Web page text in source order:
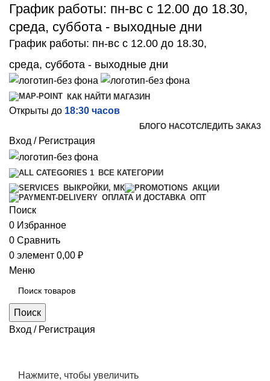
График работы: пн-вс с 12.00 до 18.30,
среда, суббота - выходные дни
График работы: пн-вс с 12.00 до 18.30,
среда, суббота - выходные дни
КАК НАЙТИ МАГАЗИН
Открыты до 18:30 часов
БЛОГО НАСОТСЛЕДИТЬ ЗАКАЗ
Вход / Регистрация
ВСЕ КАТЕГОРИИ
ВЫКРОЙКИ, МК
АКЦИИ
ОПЛАТА И ДОСТАВКА ОПТ
Поиск
0 Избранное
0 Сравнить
0 элемент 0,00 ₽
Меню
Поиск
Вход / Регистрация
Нажмите, чтобы увеличить